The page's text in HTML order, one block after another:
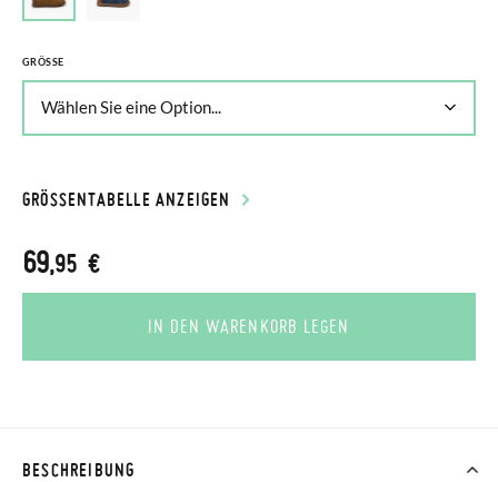
GRÖSSE
GRÖSSENTABELLE ANZEIGEN
69,95 €
IN DEN WARENKORB LEGEN
BESCHREIBUNG